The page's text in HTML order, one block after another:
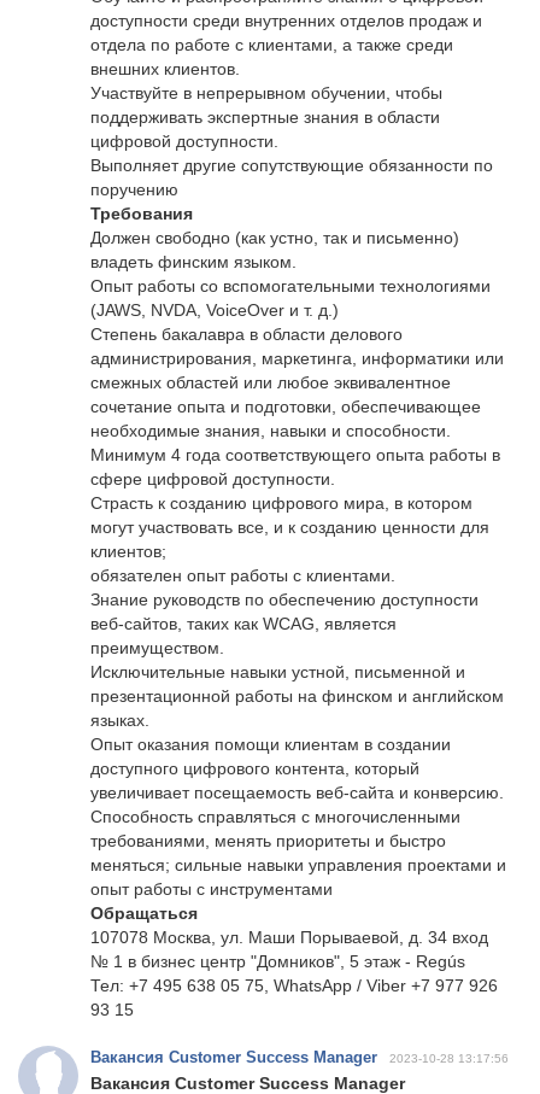
доступности среди внутренних отделов продаж и
отдела по работе с клиентами, а также среди
внешних клиентов.
Участвуйте в непрерывном обучении, чтобы
поддерживать экспертные знания в области
цифровой доступности.
Выполняет другие сопутствующие обязанности по
поручению
Требования
Должен свободно (как устно, так и письменно)
владеть финским языком.
Опыт работы со вспомогательными технологиями
(JAWS, NVDA, VoiceOver и т. д.)
Степень бакалавра в области делового
администрирования, маркетинга, информатики или
смежных областей или любое эквивалентное
сочетание опыта и подготовки, обеспечивающее
необходимые знания, навыки и способности.
Минимум 4 года соответствующего опыта работы в
сфере цифровой доступности.
Страсть к созданию цифрового мира, в котором
могут участвовать все, и к созданию ценности для
клиентов;
обязателен опыт работы с клиентами.
Знание руководств по обеспечению доступности
веб-сайтов, таких как WCAG, является
преимуществом.
Исключительные навыки устной, письменной и
презентационной работы на финском и английском
языках.
Опыт оказания помощи клиентам в создании
доступного цифрового контента, который
увеличивает посещаемость веб-сайта и конверсию.
Способность справляться с многочисленными
требованиями, менять приоритеты и быстро
меняться; сильные навыки управления проектами и
опыт работы с инструментами
Обращаться
107078 Москва, ул. Маши Порываевой, д. 34 вход
№ 1 в бизнес центр "Домников", 5 этаж - Regús
Тел: +7 495 638 05 75, WhatsApp / Viber +7 977 926
93 15
Вакансия Customer Success Manager 2023-10-28 13:17:56
Вакансия Customer Success Manager